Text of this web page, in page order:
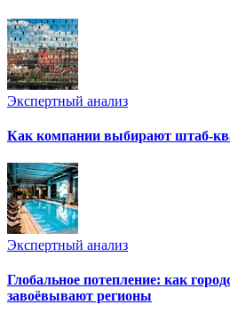
Экспертный анализ
Как компании выбирают штаб-
Экспертный анализ
Глобальное потепление: как
завоёвывают регионы